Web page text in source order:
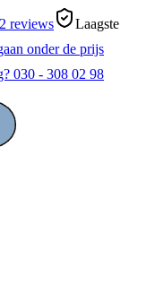
reviews
Laagste
onder de prijs
030 - 308 02 98